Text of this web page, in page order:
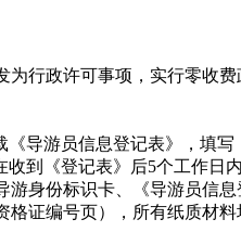
行政许可事项，实行零收费
导游员信息登记表》，填写
收到《登记表》后5个工作日
身份标识卡、《导游员信息
格证编号页），所有纸质材